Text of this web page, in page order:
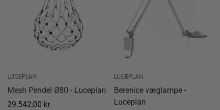
LUCEPLAN
Mesh Pendel Ø80 - Luceplan
Normal
29.542,00 kr
LUCEPLAN
Berenice væglampe -
Luceplan